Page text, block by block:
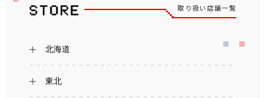
取り扱い店舗一覧
北海道
東北